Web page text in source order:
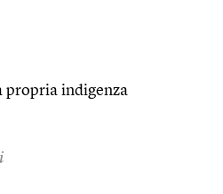
propria indigenza